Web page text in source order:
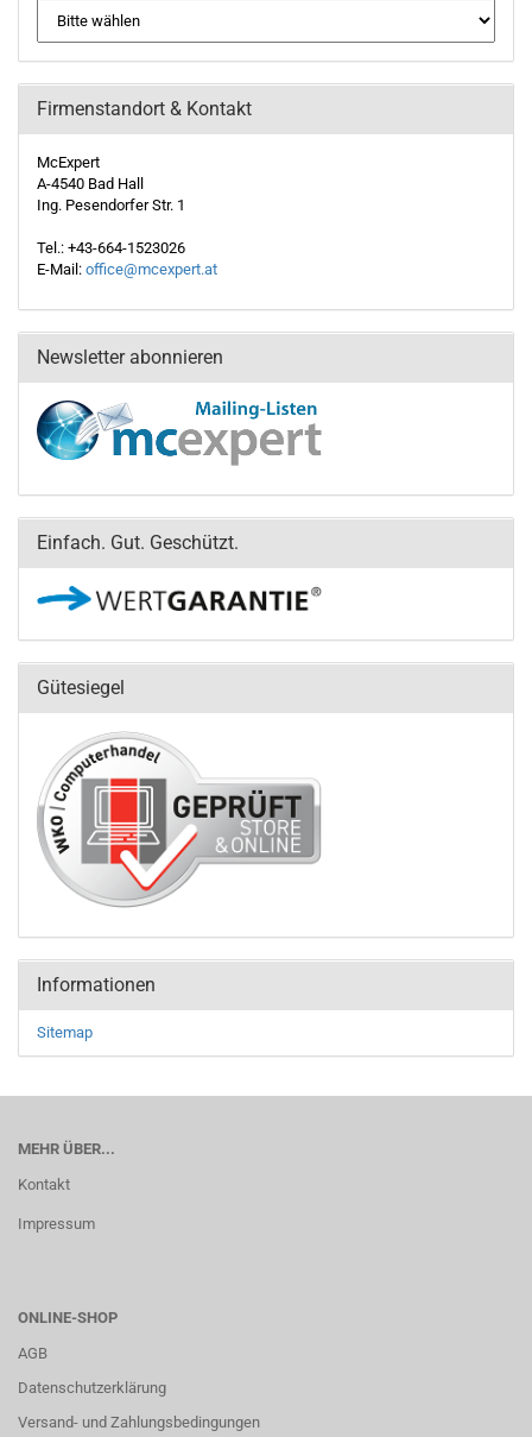
Firmenstandort & Kontakt
McExpert
A-4540 Bad Hall
Ing. Pesendorfer Str. 1
Tel.: +43-664-1523026
E-Mail: office@mcexpert.at
Newsletter abonnieren
Einfach. Gut. Geschützt.
Gütesiegel
Informationen
Sitemap
MEHR ÜBER...
Kontakt
Impressum
ONLINE-SHOP
AGB
Datenschutzerklärung
Versand- und Zahlungsbedingungen